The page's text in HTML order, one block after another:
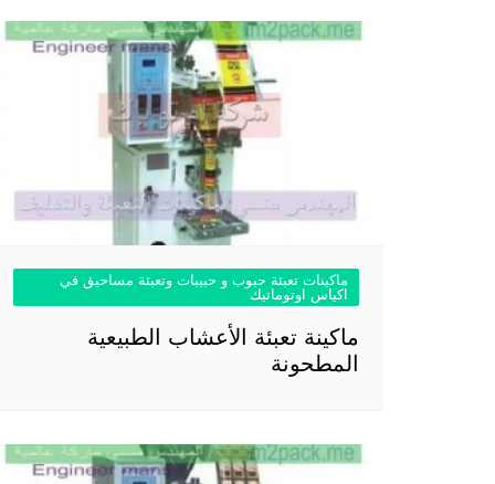
ماكينات تعبئة حبوب و حبيبات وتعبئة مساحيق في
اكياس اوتوماتيك
ماكينة تعبئة الأعشاب الطبيعية
المطحونة